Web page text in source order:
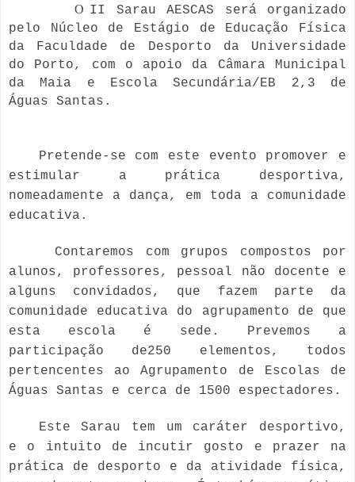
O II Sarau AESCAS será organizado
pelo Núcleo de Estágio de Educação Física
da Faculdade de Desporto da Universidade
do Porto, com o apoio da Câmara Municipal
da Maia e Escola Secundária/EB 2,3 de
Águas Santas.
Pretende-se com este evento promover e
estimular a prática desportiva,
nomeadamente a dança, em toda a comunidade
educativa.
Contaremos com grupos compostos por
alunos, professores, pessoal não docente e
alguns convidados, que fazem parte da
comunidade educativa do agrupamento de que
esta escola é sede. Prevemos a
participação de250 elementos, todos
pertencentes ao Agrupamento de Escolas de
Águas Santas e cerca de 1500 espectadores.
Este Sarau tem um caráter desportivo,
e o intuito de incutir gosto e prazer na
prática de desporto e da atividade física,